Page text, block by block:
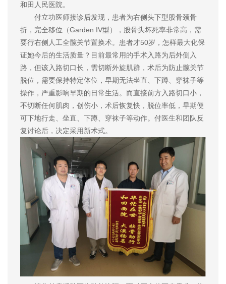
和田人民医院。
付立功医师接诊后发现，患者为右侧头下型股骨颈骨
折，完全移位（Garden IV型），股骨头坏死率非常高，需
要行右侧人工全髋关节置换术。患者才50岁，怎样最大化保
证她今后的生活质量？目前最常用的手术入路为后外侧入
路，但该入路切口长，需切断外旋肌群，术后为防止髋关节
脱位，需要保持特定体位，早期无法坐直、下蹲、穿袜子等
操作，严重影响早期的日常生活。而直接前方入路切口小，
不切断任何肌肉，创伤小，术后恢复快，脱位率低，早期便
可下地行走、坐直、下蹲、穿袜子等动作。付医生和团队反
复讨论后，决定采用新术式。